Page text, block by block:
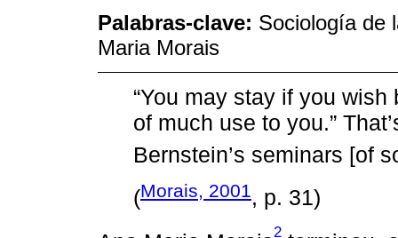
Palabras-clave: Sociología de
Maria Morais
“You may stay if you
of much use to you.”
Bernstein’s seminars [of
(Morais, 2001, p. 31)
2